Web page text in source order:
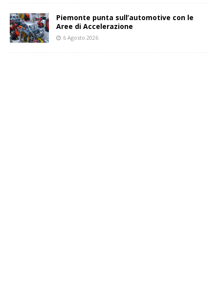
Piemonte punta sull’automotive con le
Aree di Accelerazione
6 Agosto 2026